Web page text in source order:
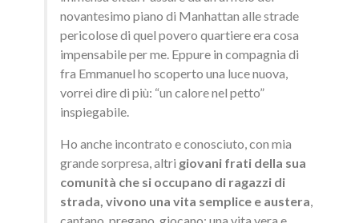
novantesimo piano di Manhattan alle strade
pericolose di quel povero quartiere era cosa
impensabile per me. Eppure in compagnia di
fra Emmanuel ho scoperto una luce nuova,
vorrei dire di più: “un calore nel petto”
inspiegabile.
Ho anche incontrato e conosciuto, con mia
grande sorpresa, altri giovani frati della sua
comunità che si occupano di ragazzi di
strada, vivono una vita semplice e austera,